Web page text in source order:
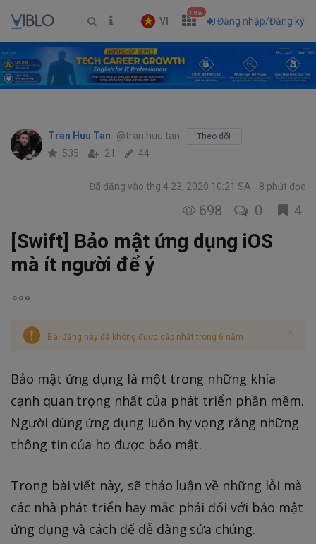
VI
new
Đăng nhập/Đăng ký
Tran Huu Tan @tran.huu.tan Theo dõi
535 21 44
Đã đăng vào thg 4 23, 2020 10:21 SA 8 phút đọc
698 0 4
[Swift] Bảo mật ứng dụng iOS
mà ít người để ý
Bài đăng này đã không được cập nhật trong 6 năm
Bảo mật ứng dụng là một trong những khía
cạnh quan trọng nhất của phát triển phần mềm.
Người dùng ứng dụng luôn hy vọng rằng những
thông tin của họ được bảo mật.
Trong bài viết này, sẽ thảo luận về những lỗi mà
các nhà phát triển hay mắc phải đối với bảo mật
ứng dụng và cách để dễ dàng sửa chúng.